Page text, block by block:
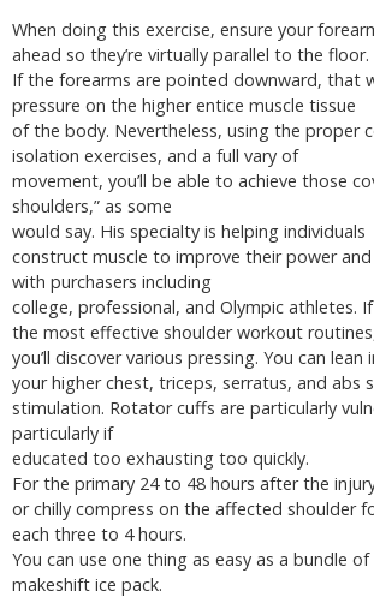
When doing this exercise, ensure your
ahead so they’re virtually parallel to the floor.
If the forearms are pointed downward, that
pressure on the higher entice muscle tissue
of the body. Nevertheless, using the proper
isolation exercises, and a full vary of
movement, you’ll be able to achieve those
shoulders,” as some
would say. His specialty is helping individuals
construct muscle to improve their power
with purchasers including
college, professional, and Olympic athletes.
the most effective shoulder workout
you’ll discover various pressing. You can
your higher chest, triceps, serratus, and abs
stimulation. Rotator cuffs are particularly
particularly if
educated too exhausting too quickly.
For the primary 24 to 48 hours after the
or chilly compress on the affected shoulder
each three to 4 hours.
You can use one thing as easy as a bundle
makeshift ice pack.